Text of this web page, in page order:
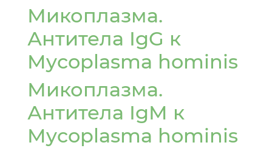
Микоплазма.
Антитела IgG к
Mycoplasma hominis
Микоплазма.
Антитела IgM к
Mycoplasma hominis